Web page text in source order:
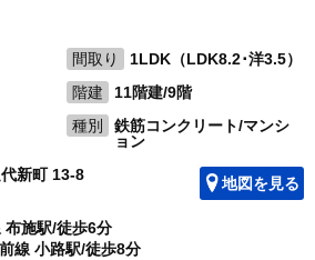
間取り
1LDK（LDK8.2･洋3.5）
階建
11階建/9階
種別
鉄筋コンクリート/マンシ
ョン
新町 13-8 地図を見る
布施駅/徒歩6分
線 小路駅/徒歩8分